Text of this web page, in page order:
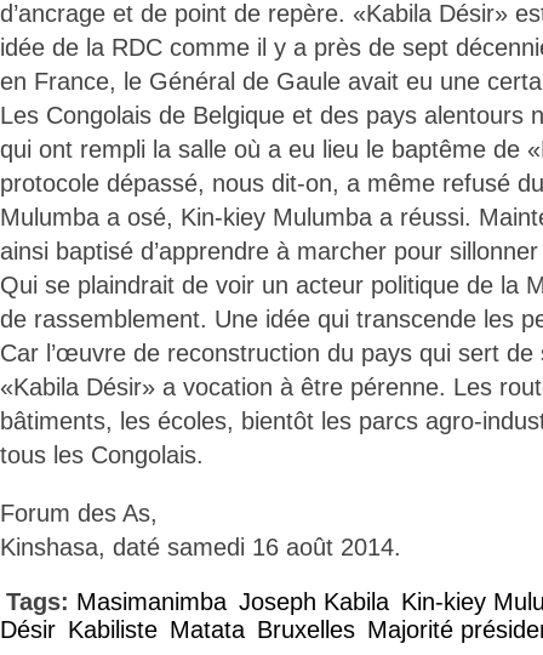
d’ancrage et de point de repère. «Kabila Désir»
idée de la RDC comme il y a près de sept
en France, le Général de Gaule avait eu une
Les Congolais de Belgique et des pays alentours
qui ont rempli la salle où a eu lieu le baptême de
protocole dépassé, nous dit-on, a même refusé
Mulumba a osé, Kin-kiey Mulumba a réussi.
ainsi baptisé d’apprendre à marcher pour
Qui se plaindrait de voir un acteur politique de la
de rassemblement. Une idée qui transcende les
Car l’œuvre de reconstruction du pays qui sert de
«Kabila Désir» a vocation à être pérenne. Les
bâtiments, les écoles, bientôt les parcs agro-
tous les Congolais.
Forum des As,
Kinshasa, daté samedi 16 août 2014.
Tags: Masimanimba Joseph Kabila Kin-kiey
Désir Kabiliste Matata Bruxelles Majorité